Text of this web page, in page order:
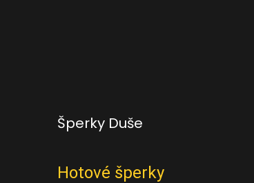
Šperky Duše
Hotové šperky